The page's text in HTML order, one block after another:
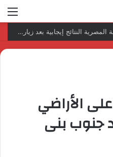
رئيس المكتب التنفيذي للمجلس العربي للاختصاصات الصحية يبحث مع الأمين العام لجامعة الدول العربية تعزيز التعاون لتطوير النظم الصحية العربية
الأراضي​
جنوب بنى